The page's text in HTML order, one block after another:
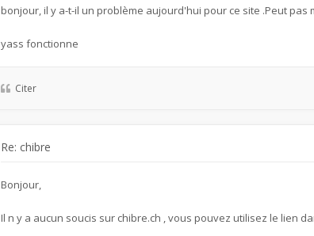
bonjour, il y a-t-il un problème aujourd'hui pour ce site .Peut pas
yass fonctionne
Citer
Re: chibre
Bonjour,
Il n y a aucun soucis sur chibre.ch , vous pouvez utilisez le lien